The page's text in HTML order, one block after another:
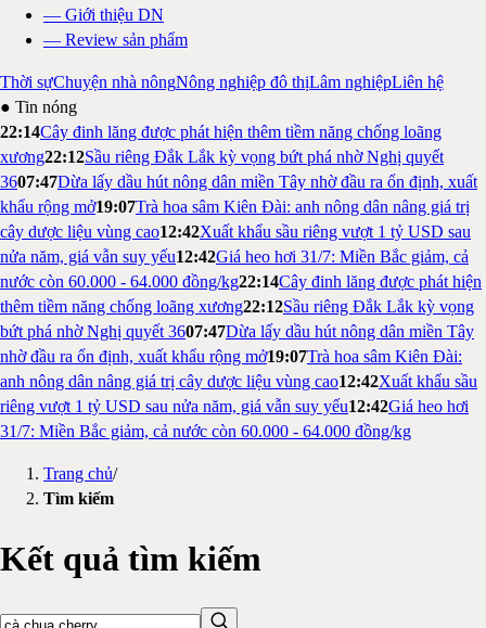
— Giới thiệu DN
— Review sản phẩm
Thời sựChuyện nhà nôngNông nghiệp đô thịLâm nghiệpLiên hệ
● Tin nóng
22:14Cây đinh lăng được phát hiện thêm tiềm năng chống loãng
xương22:12Sầu riêng Đắk Lắk kỳ vọng bứt phá nhờ Nghị quyết
3607:47Dừa lấy dầu hút nông dân miền Tây nhờ đầu ra ổn định, xuất
khẩu rộng mở19:07Trà hoa sâm Kiên Đài: anh nông dân nâng giá trị
cây dược liệu vùng cao12:42Xuất khẩu sầu riêng vượt 1 tỷ USD sau
nửa năm, giá vẫn suy yếu12:42Giá heo hơi 31/7: Miền Bắc giảm, cả
nước còn 60.000 - 64.000 đồng/kg22:14Cây đinh lăng được phát hiện
thêm tiềm năng chống loãng xương22:12Sầu riêng Đắk Lắk kỳ vọng
bứt phá nhờ Nghị quyết 3607:47Dừa lấy dầu hút nông dân miền Tây
nhờ đầu ra ổn định, xuất khẩu rộng mở19:07Trà hoa sâm Kiên Đài:
anh nông dân nâng giá trị cây dược liệu vùng cao12:42Xuất khẩu sầu
riêng vượt 1 tỷ USD sau nửa năm, giá vẫn suy yếu12:42Giá heo hơi
31/7: Miền Bắc giảm, cả nước còn 60.000 - 64.000 đồng/kg
Trang chủ/
Tìm kiếm
Kết quả tìm kiếm